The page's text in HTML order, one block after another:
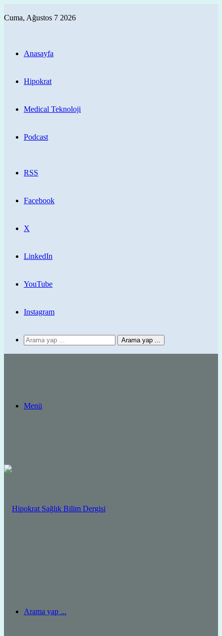
Cuma, Ağustos 7 2026
Anasayfa
Hipokrat
Medical Teknoloji
Podcast
RSS
Facebook
X
LinkedIn
YouTube
Instagram
Arama yap ...
Menü
Arama yap ...